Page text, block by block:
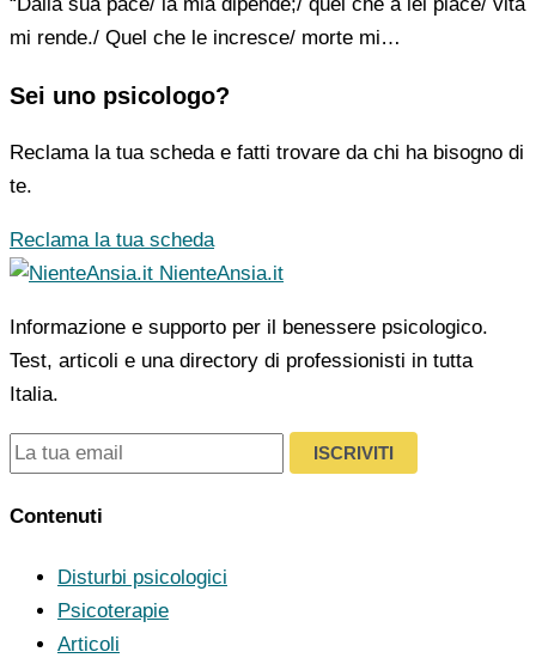
mi rende./ Quel che le incresce/ morte mi…
Sei uno psicologo?
Reclama la tua scheda e fatti trovare da chi ha bisogno di
te.
Reclama la tua scheda
NienteAnsia.it
Informazione e supporto per il benessere psicologico.
Test, articoli e una directory di professionisti in tutta
Italia.
ISCRIVITI
Contenuti
Disturbi psicologici
Psicoterapie
Articoli